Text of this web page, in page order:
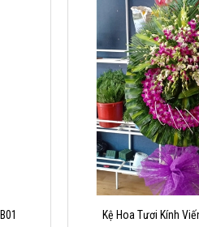
Kệ Hoa Tươi Kính